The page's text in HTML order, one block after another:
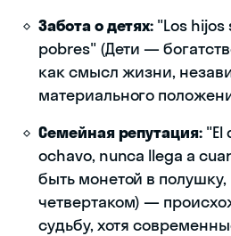
Забота о детях: "Los hijos
pobres" (Дети —
как смысл жизни,
материального
Семейная репутация: "El
ochavo, nunca llega a
быть монетой в полушку,
четвертаком) —
судьбу, хотя